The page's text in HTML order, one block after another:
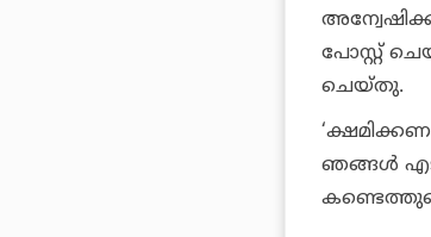
പോസ്റ്റ്
ചെയ്തു.
ഞങ്ങൾ